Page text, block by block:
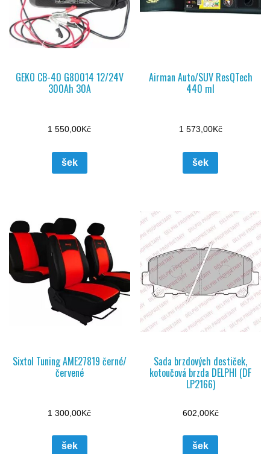
GEKO CB-40 G80014 12/24V
300Ah 30A
1 550,00Kč
šek
Airman Auto/SUV ResQTech
440 ml
1 573,00Kč
šek
Sixtol Tuning AME27819 černé/
červené
1 300,00Kč
šek
Sada brzdových destiček,
kotoučová brzda DELPHI (DF
LP2166)
602,00Kč
šek